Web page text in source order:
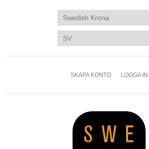
SKAPA KONTO LOGGA IN